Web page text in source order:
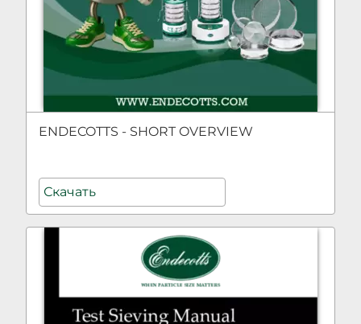
ENDECOTTS - SHORT OVERVIEW
Скачать